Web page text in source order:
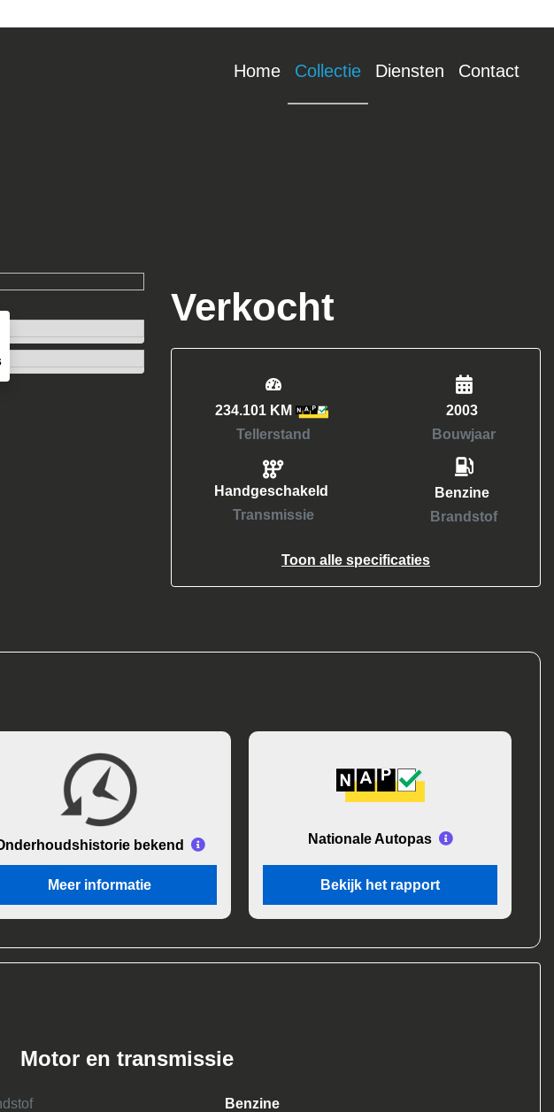
Home Collectie Diensten Contact
Verkocht
234.101 KM
Tellerstand
Handgeschakeld
Transmissie
2003
Bouwjaar
Benzine
Brandstof
Toon alle specificaties
historie bekend
Meer informatie
Nationale Autopas
Bekijk het rapport
Motor en transmissie
Benzine